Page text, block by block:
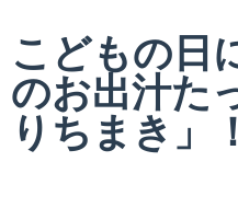
こどもの日
のお出汁た
りちまき」！